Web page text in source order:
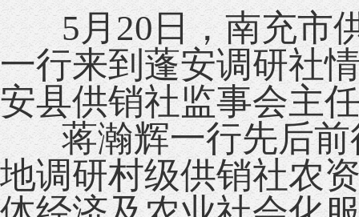
5月20日，南充市供
一行来到蓬安调研社
安县供销社监事会主
蒋瀚辉一行先后前
地调研村级供销社农